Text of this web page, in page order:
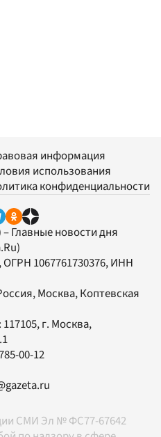
информация
использования
конфиденциальности
– Главные новости дня
, ОГРН 1067761730376, ИНН
Москва, Коптевская
117105, г. Москва,
00-12
СМИ Эл № ФС77-67642